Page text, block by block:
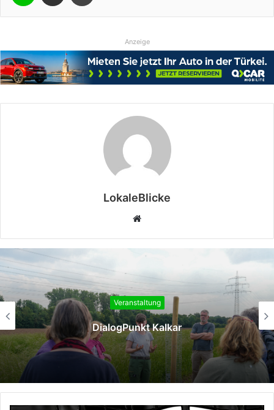
Anzeige
LokaleBlicke
Webseite
Veranstaltung
DialogPunkt Kalkar